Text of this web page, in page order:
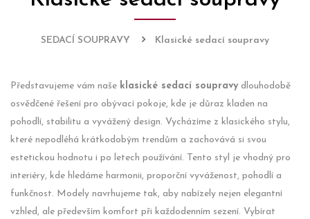
SEDACÍ SOUPRAVY Klasické sedací soupravy
Představujeme vám naše klasické sedací soupravy dlouhodobě
osvědčené řešení pro obývací pokoje, kde je důraz kladen na
pohodlí, stabilitu a vyvážený design. Vycházíme z klasického stylu,
které nepodléhá krátkodobým trendům a zachovává si svou
estetickou hodnotu i po letech používání. Tento styl je vhodný pro
interiéry, kde hledáme harmonii, proporční vyváženost, pohodlí a
funkčnost. Modely navrhujeme tak, aby nabízely nejen elegantní
vzhled, ale především komfort při každodenním sezení. Vybírat